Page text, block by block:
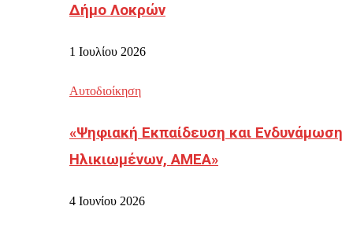
Δήμο Λοκρών
1 Ιουλίου 2026
Αυτοδιοίκηση
«Ψηφιακή Εκπαίδευση και Ενδυνάμωση
Ηλικιωμένων, ΑΜΕΑ»
4 Ιουνίου 2026